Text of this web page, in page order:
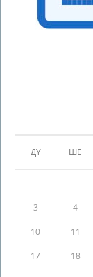
ДҮ ШЕ
3 4
10 11
17 18